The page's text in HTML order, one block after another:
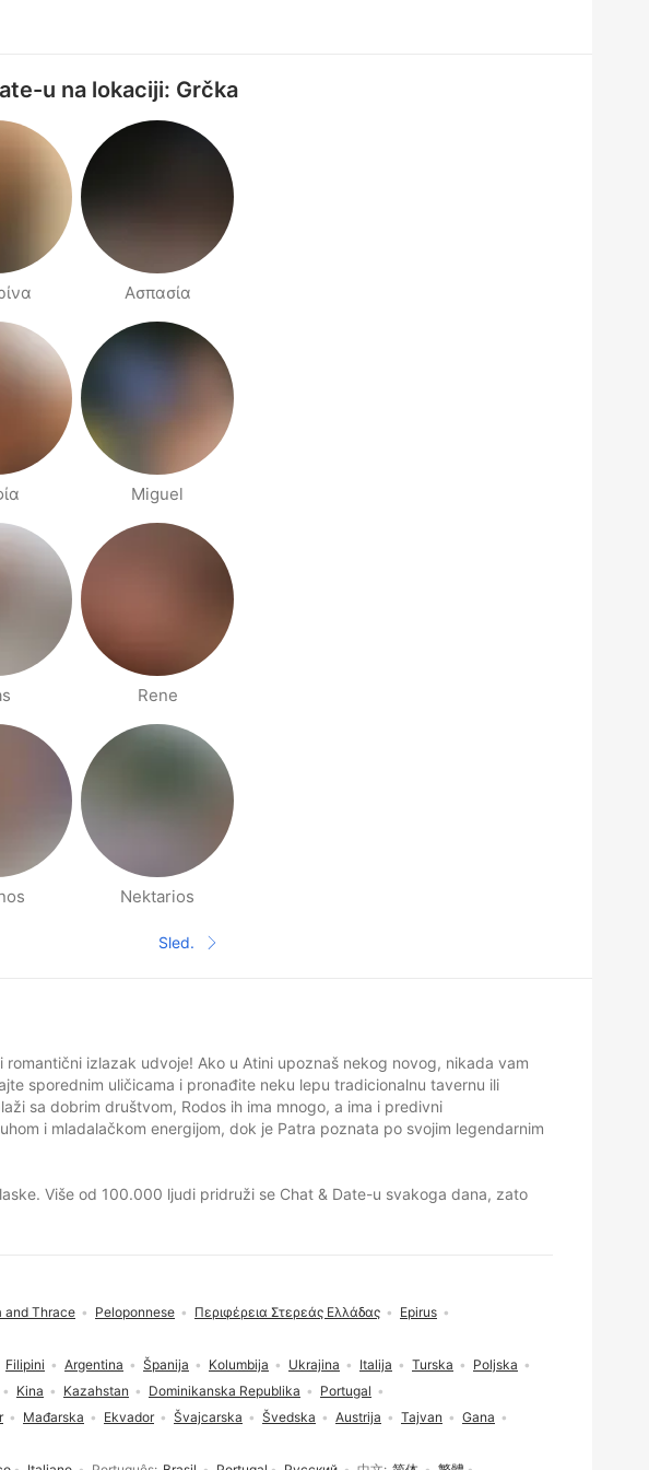
u na lokaciji: Grčka
Ασπασία
Miguel
Rene
Nektarios
Sledeća stranica
Sled.
izlazak udvoje! Ako u Atini upoznaš nekog novog, nikada vam
sporednim uličicama i pronađite neku lepu tradicionalnu tavernu ili
sa dobrim društvom, Rodos ih ima mnogo, a ima i predivni
i mladalačkom energijom, dok je Patra poznata po svojim legendarnim
Više od 100.000 ljudi pridruži se Chat & Date-u svakoga dana, zato
Filipini Argentina Španija Kolumbija Ukrajina Italija Turska
Poljska
Kina Kazahstan Dominikanska Republika
Portugal
Mađarska Ekvador Švajcarska Švedska Austrija Tajvan
Gana
and Thrace Peloponnese Περιφέρεια Στερεάς Ελλάδας
Epirus